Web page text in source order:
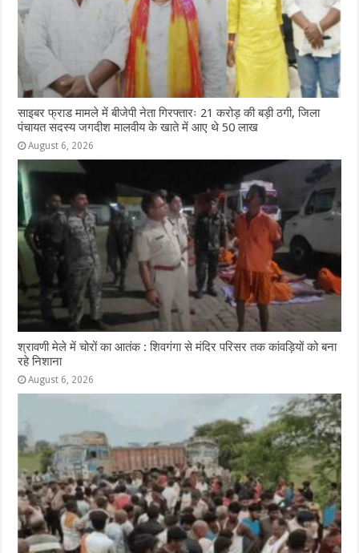
साइबर फ्राड मामले में बीजेपी नेता गिरफ्तारः 21 करोड़ की बड़ी ठगी, जिला
पंचायत सदस्य जगदीश मालवीय के खाते में आए थे 50 लाख
August 6, 2026
श्रावणी मेले में चोरों का आतंक : शिवगंगा से मंदिर परिसर तक कांवड़ियों को बना
रहे निशाना
August 6, 2026